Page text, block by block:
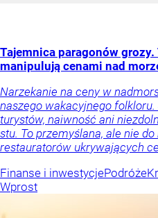
Tajemnica paragonów
manipulują cenami nad
Narzekanie na ceny w
naszego wakacyjnego folkloru.
turystów, naiwność ani
stu. To przemyślana, ale nie
restauratorów ukrywających
Finanse i inwestycjePodróże
Wprost